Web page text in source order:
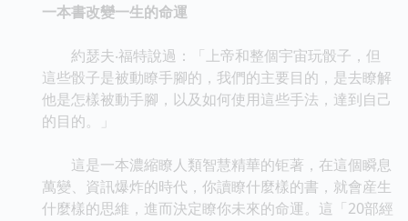
一本書改變一生的命運
約瑟夫‧福特說過：「上帝和整個宇宙玩骰子，但
這些骰子是被動瞭手腳的，我們的主要目的，是去瞭解
他是怎樣被動手腳，以及如何使用這些手法，達到自己
的目的。」
這是一本濃縮瞭人類智慧精華的钜著，在這個瞬息
萬變、資訊爆炸的時代，你讀瞭什麼樣的書，就會産生
什麼樣的思維，進而決定瞭你未來的命運。這「20部經